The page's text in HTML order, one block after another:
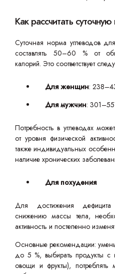
Как рассчитать
Суточная норма углеводов
составлять 50–60 % от
калорий. Это соответствует
Для женщин:
Для мужчин:
Потребность в углеводах
от уровня физической
также индивидуальных
наличие хронических
Для похудения
Для достижения дефицита
снижению массы тела,
активность и постепенно
Основные рекомендации:
до 5 %, выбирать продукты
овощи и фрукты),